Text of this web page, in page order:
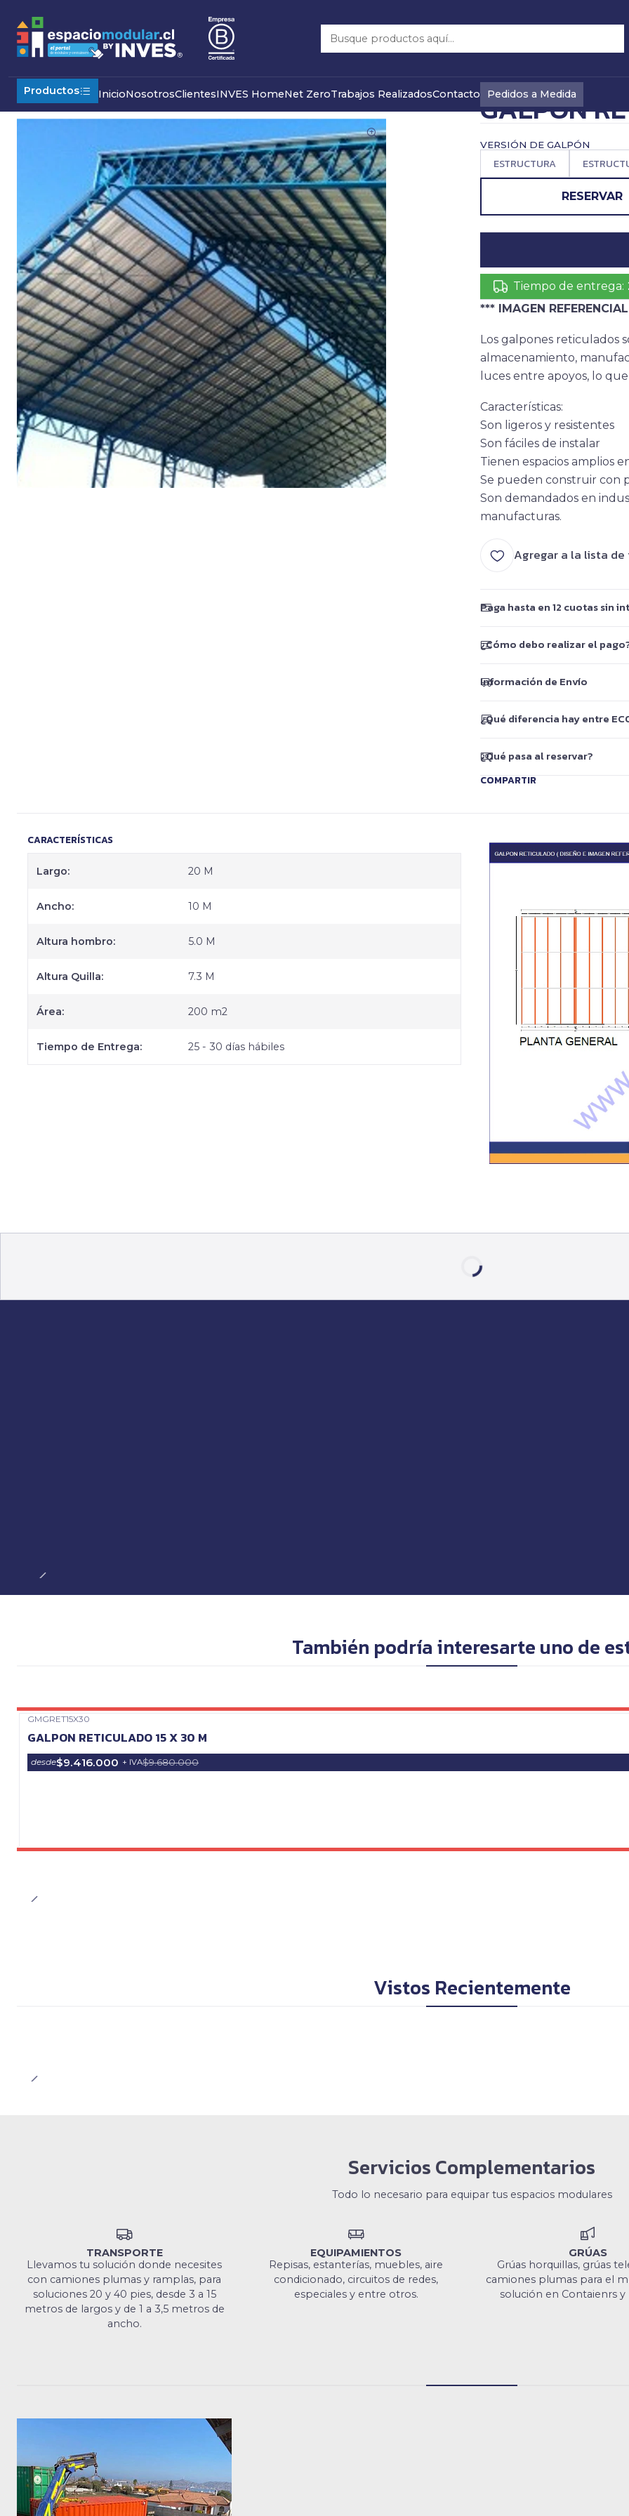
Productos InicioNosotrosClientesINVES HomeNet ZeroTrabajos RealizadosContacto Pedidos a Medida
Inicio
GALPON
VERSIÓN DE GALPÓN
ESTRUCTURA
RESERVAR
Tiempo de entrega:
*** IMAGEN
Los galpones reticulados
almacenamiento,
luces entre apoyos, lo
Características:
Son ligeros y resistentes
Son fáciles de instalar
Tienen espacios amplios
Se pueden construir con
Son demandados en
manufacturas.
Agregar a la lista
Paga hasta en 12 cuotas sin
¿Cómo debo realizar el
Información de Envío
¿Qué diferencia hay entre
¿Qué pasa al reservar?
COMPARTIR
CARACTERÍSTICAS
Largo: 20 M
Ancho: 10 M
Altura hombro: 5.0 M
Altura Quilla: 7.3 M
Área: 200 m2
Tiempo de Entrega: 25 - 30 días hábiles
También podría interesarte uno de
GMGRET15X30
GALPON RETICULADO 15 X 30 M
desde$9.416.000 + IVA$9.680.000
Vistos Recientemente
Servicios Complementarios
Todo lo necesario para equipar tus espacios modulares
TRANSPORTE
Llevamos tu solución donde necesites
con camiones plumas y ramplas, para
soluciones 20 y 40 pies, desde 3 a 15
metros de largos y de 1 a 3,5 metros de
ancho.
EQUIPAMIENTOS
Repisas, estanterías, muebles, aire
condicionado, circuitos de redes,
especiales y entre otros.
GRÚAS
Grúas horquillas, grúas
camiones plumas para el
solución en Contaienrs